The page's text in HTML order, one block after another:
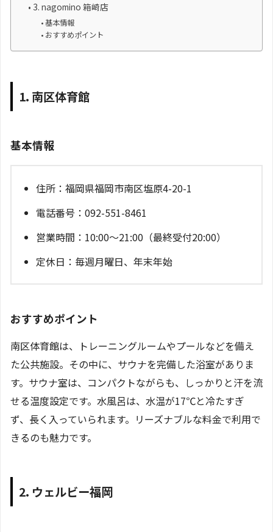
3. nagomino 箱崎店
基本情報
おすすめポイント
1. 南区体育館
基本情報
住所：福岡県福岡市南区塩原4-20-1
電話番号：092-551-8461
営業時間：10:00～21:00（最終受付20:00）
定休日：毎週月曜日、年末年始
おすすめポイント
南区体育館は、トレーニングルームやプールなどを備え
た公共施設。その中に、サウナを完備した浴室がありま
す。サウナ室は、コンパクトながらも、しっかりと汗を流
せる温度設定です。水風呂は、水温が17℃と冷たすぎ
ず、長く入っていられます。リーズナブルな料金で利用で
きるのも魅力です。
2. ウェルビー福岡